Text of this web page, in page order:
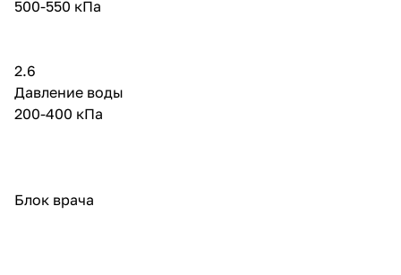
500-550 кПа
2.6
Давление воды
200-400 кПа
Блок врача